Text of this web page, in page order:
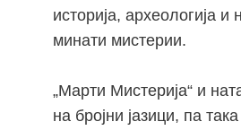
историја, археологија
минати мистерии.
„Марти Мистерија“ и
на бројни јазици, па